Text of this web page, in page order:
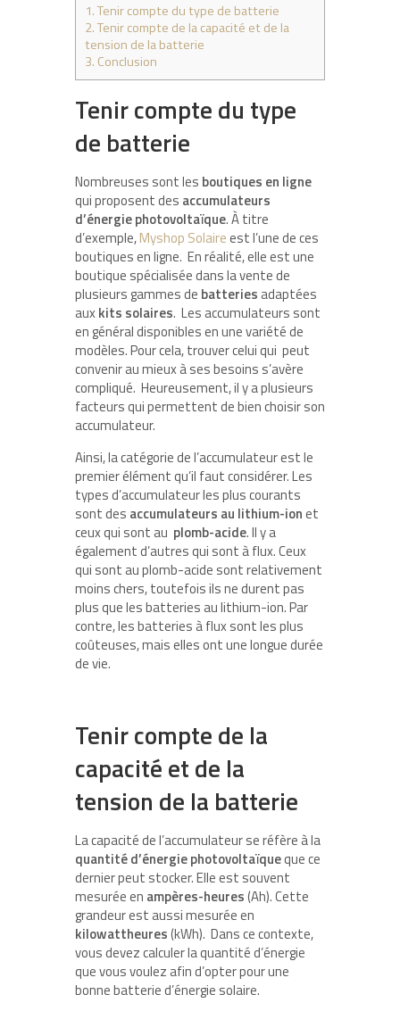
1.Tenir compte du type de batterie
2.Tenir compte de la capacité et de la
tension de la batterie
3. Conclusion
Tenir compte du type
de batterie
Nombreuses sont les boutiques en ligne
qui proposent des accumulateurs
d’énergie photovoltaïque. À titre
d’exemple,Myshop Solaireest l’une de ces
boutiques en ligne. En réalité, elle est une
boutique spécialisée dans la vente de
plusieurs gammes de batteries adaptées
auxkits solaires. Les accumulateurs sont
en général disponibles en une variété de
modèles. Pour cela, trouver celui qui peut
convenir au mieux à ses besoins s’avère
compliqué. Heureusement, il y a plusieurs
facteurs qui permettent de bien choisir son
accumulateur.
Ainsi, la catégorie de l’accumulateur est le
premier élément qu’il faut considérer. Les
types d’accumulateur les plus courants
sont des accumulateurs au lithium-ionet
ceux qui sont au plomb-acide. Il y a
également d’autres qui sont à flux. Ceux
qui sont au plomb-acide sont relativement
moins chers, toutefois ils ne durent pas
plus que les batteries au lithium-ion. Par
contre, les batteries à flux sont les plus
coûteuses, mais elles ont une longue durée
de vie.
Tenir compte de la
capacité et de la
tension de la batterie
La capacité de l’accumulateur se réfère à la
quantité d’énergie photovoltaïqueque ce
dernier peut stocker. Elle est souvent
mesurée en ampères-heures(Ah). Cette
grandeur est aussi mesurée en
kilowattheures(kWh). Dans ce contexte,
vous devez calculer la quantité d’énergie
que vous voulez afin d’opter pour une
bonne batterie d’énergie solaire.